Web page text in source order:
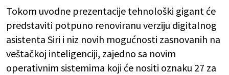
Tokom uvodne prezentacije tehnološki gigant će
predstaviti potpuno renoviranu verziju digitalnog
asistenta Siri i niz novih mogućnosti zasnovanih na
veštačkoj inteligenciji, zajedno sa novim
operativnim sistemima koji će nositi oznaku 27 za